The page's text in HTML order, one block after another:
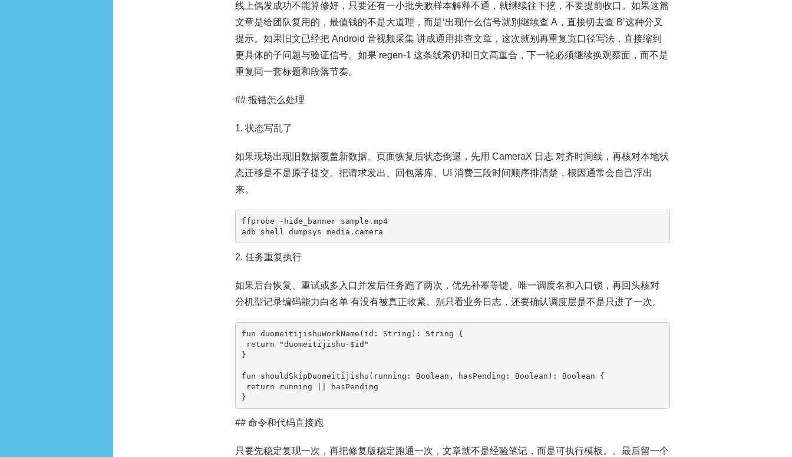
线上偶发成功不能算修好，只要还有一小批失败样本解释不通，就继续往下挖，不要提前收口。如果这篇
文章是给团队复用的，最值钱的不是大道理，而是‘出现什么信号就别继续查 A，直接切去查 B’这种分叉
提示。如果旧文已经把 Android 音视频采集 讲成通用排查文章，这次就别再重复宽口径写法，直接缩到
更具体的子问题与验证信号。如果 regen-1 这条线索仍和旧文高重合，下一轮必须继续换观察面，而不是
重复同一套标题和段落节奏。
## 报错怎么处理
1. 状态写乱了
如果现场出现旧数据覆盖新数据、页面恢复后状态倒退，先用 CameraX 日志 对齐时间线，再核对本地状
态迁移是不是原子提交。把请求发出、回包落库、UI 消费三段时间顺序排清楚，根因通常会自己浮出
来。
ffprobe -hide_banner sample.mp4
adb shell dumpsys media.camera
2. 任务重复执行
如果后台恢复、重试或多入口并发后任务跑了两次，优先补幂等键、唯一调度名和入口锁，再回头核对
分机型记录编码能力白名单 有没有被真正收紧。别只看业务日志，还要确认调度层是不是只进了一次。
fun duomeitijishuWorkName(id: String): String {
}
fun shouldSkipDuomeitijishu(running: Boolean, hasPending: Boolean): Boolean {
}
## 命令和代码直接跑
只要先稳定复现一次，再把修复版稳定跑通一次，文章就不是经验笔记，而是可执行模板。。最后留一个